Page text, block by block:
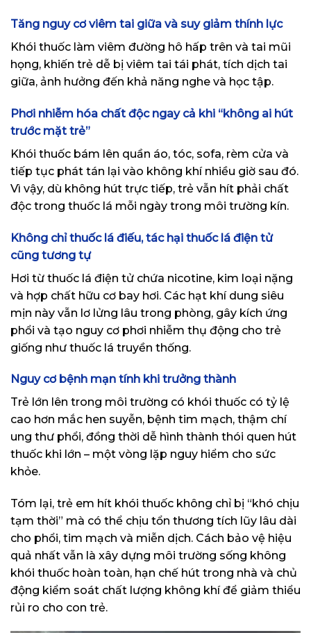
Tăng nguy cơ viêm tai giữa và suy giảm thính lực
Khói thuốc làm viêm đường hô hấp trên và tai mũi
họng, khiến trẻ dễ bị viêm tai tái phát, tích dịch tai
giữa, ảnh hưởng đến khả năng nghe và học tập.
Phơi nhiễm hóa chất độc ngay cả khi “không ai hút
trước mặt trẻ”
Khói thuốc bám lên quần áo, tóc, sofa, rèm cửa và
tiếp tục phát tán lại vào không khí nhiều giờ sau đó.
Vì vậy, dù không hút trực tiếp, trẻ vẫn hít phải chất
độc trong thuốc lá mỗi ngày trong môi trường kín.
Không chỉ thuốc lá điếu, tác hại thuốc lá điện tử
cũng tương tự
Hơi từ thuốc lá điện tử chứa nicotine, kim loại nặng
và hợp chất hữu cơ bay hơi. Các hạt khí dung siêu
mịn này vẫn lơ lửng lâu trong phòng, gây kích ứng
phổi và tạo nguy cơ phơi nhiễm thụ động cho trẻ
giống như thuốc lá truyền thống.
Nguy cơ bệnh mạn tính khi trưởng thành
Trẻ lớn lên trong môi trường có khói thuốc có tỷ lệ
cao hơn mắc hen suyễn, bệnh tim mạch, thậm chí
ung thư phổi, đồng thời dễ hình thành thói quen hút
thuốc khi lớn – một vòng lặp nguy hiểm cho sức
khỏe.
Tóm lại, trẻ em hít khói thuốc không chỉ bị “khó chịu
tạm thời” mà có thể chịu tổn thương tích lũy lâu dài
cho phổi, tim mạch và miễn dịch. Cách bảo vệ hiệu
quả nhất vẫn là xây dựng môi trường sống không
khói thuốc hoàn toàn, hạn chế hút trong nhà và chủ
động kiểm soát chất lượng không khí để giảm thiểu
rủi ro cho con trẻ.